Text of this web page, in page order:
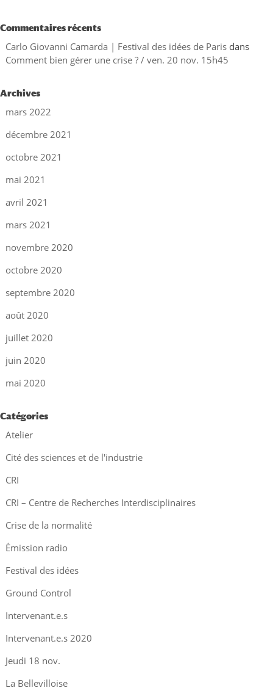
Commentaires récents
Carlo Giovanni Camarda | Festival des idées de Parisdans
Comment bien gérer une crise ? / ven. 20 nov. 15h45
Archives
mars 2022
décembre 2021
octobre 2021
mai 2021
avril 2021
mars 2021
novembre 2020
octobre 2020
septembre 2020
août 2020
juillet 2020
juin 2020
mai 2020
Catégories
Atelier
Cité des sciences et de l'industrie
CRI
CRI – Centre de Recherches Interdisciplinaires
Crise de la normalité
Émission radio
Festival des idées
Ground Control
Intervenant.e.s
Intervenant.e.s 2020
Jeudi 18 nov.
La Bellevilloise